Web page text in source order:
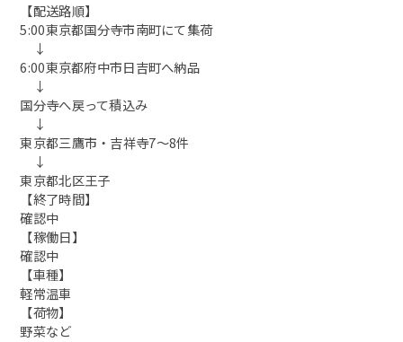
【配送路順】
5:00東京都国分寺市南町にて集荷
↓
6:00東京都府中市日吉町へ納品
↓
国分寺へ戻って積込み
↓
東京都三鷹市・吉祥寺7～8件
↓
東京都北区王子
【終了時間】
確認中
【稼働日】
確認中
【車種】
軽常温車
【荷物】
野菜など